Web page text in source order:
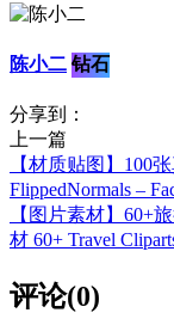
陈小二 钻石
分享到：
上一篇
【材质贴图】100
FlippedNormals –
【图片素材】60+
材 60+ Travel
评论(0)